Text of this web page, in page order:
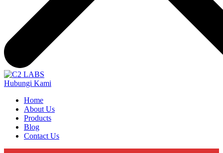
Hubungi Kami
Home
About Us
Products
Blog
Contact Us